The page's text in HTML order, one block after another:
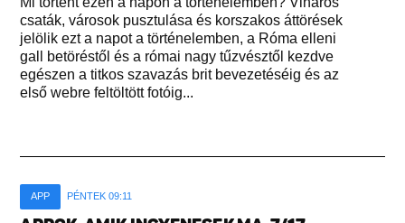
csaták, városok pusztulása és korszakos áttörések
jelölik ezt a napot a történelemben, a Róma elleni
gall betöréstől és a római nagy tűzvésztől kezdve
egészen a titkos szavazás brit bevezetéséig és az
első webre feltöltött fotóig...
APP PÉNTEK 09:11